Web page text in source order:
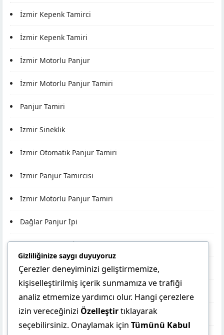
İzmir Kepenk Tamirci
İzmir Kepenk Tamiri
İzmir Motorlu Panjur
İzmir Motorlu Panjur Tamiri
Panjur Tamiri
İzmir Sineklik
İzmir Otomatik Panjur Tamiri
İzmir Panjur Tamircisi
İzmir Motorlu Panjur Tamiri
Dağlar Panjur İpi
Pınarlar Panjur İpi
Bora Panjur İpi
Panjur İpi
Panjur Makarası
Müşteri Temsilcisi
Gizliliğinize saygı duyuyoruz
Çerezler deneyiminizi geliştirmemize,
kişiselleştirilmiş içerik sunmamıza ve trafiği
analiz etmemize yardımcı olur. Hangi çerezlere
izin vereceğinizi Özelleştirtıklayarak
seçebilirsiniz. Onaylamak için Tümünü Kabul